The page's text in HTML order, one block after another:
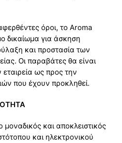
όροι, το Aroma
δικαίωμα για άσκηση
και προστασία των
Οι παραβάτες θα είναι
ως προς την
που έχουν προκληθεί.
και αποκλειστικός
και ηλεκτρονικού